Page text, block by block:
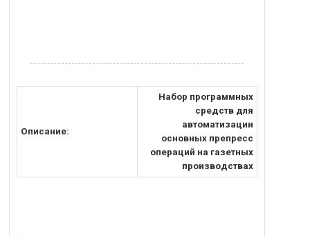
Описание:
Набор программных
средств для
автоматизации
основных препресс
операций на газетных
производствах